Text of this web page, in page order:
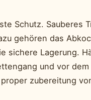
Schutz. Sauberes
gehören das
sichere Lagerung.
und vor
zubereitung